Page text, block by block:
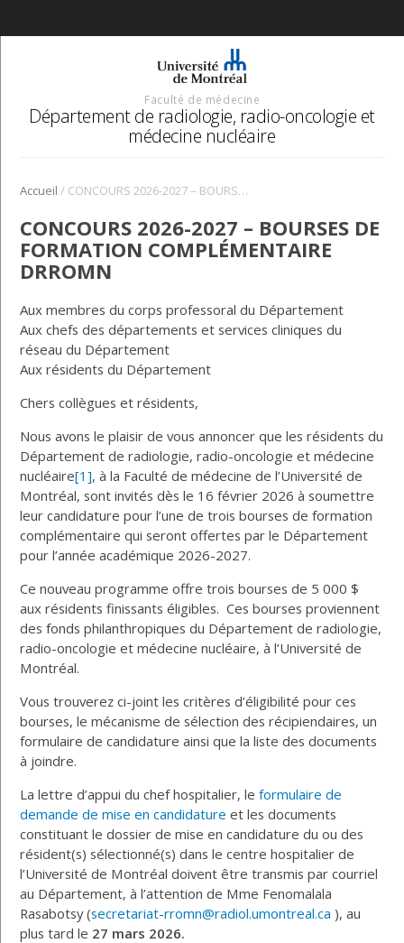
Faculté de médecine
Département de radiologie, radio-oncologie et
médecine nucléaire
Accueil / CONCOURS 2026-2027 – BOURSES DE FORMATION COMPLÉMENTAIRE DRROMN
CONCOURS 2026-2027 – BOURSES DE
FORMATION COMPLÉMENTAIRE
DRROMN
Aux membres du corps professoral du Département
Aux chefs des départements et services cliniques du
réseau du Département
Aux résidents du Département
Chers collègues et résidents,
Nous avons le plaisir de vous annoncer que les résidents du
Département de radiologie, radio-oncologie et médecine
nucléaire[1], à la Faculté de médecine de l’Université de
Montréal, sont invités dès le 16 février 2026 à soumettre
leur candidature pour l’une de trois bourses de formation
complémentaire qui seront offertes par le Département
pour l’année académique 2026-2027.
Ce nouveau programme offre trois bourses de 5 000 $
aux résidents finissants éligibles. Ces bourses proviennent
des fonds philanthropiques du Département de radiologie,
radio-oncologie et médecine nucléaire, à l’Université de
Montréal.
Vous trouverez ci-joint les critères d’éligibilité pour ces
bourses, le mécanisme de sélection des récipiendaires, un
formulaire de candidature ainsi que la liste des documents
à joindre.
La lettre d’appui du chef hospitalier, leformulaire de
demande de mise en candidature et les documents
constituant le dossier de mise en candidature du ou des
résident(s) sélectionné(s) dans le centre hospitalier de
l’Université de Montréal doivent être transmis par courriel
au Département, à l’attention de Mme Fenomalala
Rasabotsy (secretariat-rromn@radiol.umontreal.ca ), au
plus tard le 27 mars 2026.